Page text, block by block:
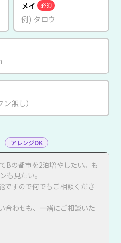
メイ 必須
アレンジOK